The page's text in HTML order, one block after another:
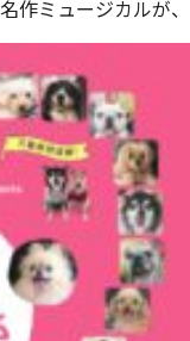
作ミュージカルが、